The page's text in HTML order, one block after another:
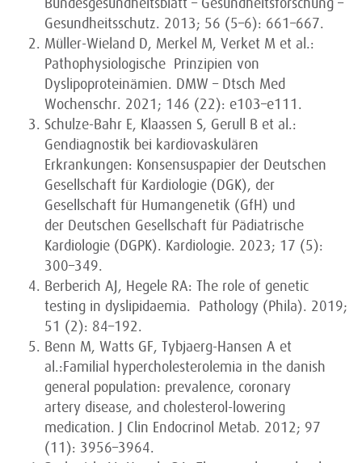
Bundesgesundheitsblatt – Gesundheitsforschung –
Gesundheitsschutz. 2013; 56 (5–6): 661–667.
Müller-Wieland D, Merkel M, Verket M et al.:
Pathophysiologische Prinzipien von
Dyslipoproteinämien. DMW – Dtsch Med
Wochenschr. 2021; 146 (22): e103–e111.
Schulze-Bahr E, Klaassen S, Gerull B et al.:
Gendiagnostik bei kardiovaskulären
Erkrankungen: Konsensuspapier der Deutschen
Gesellschaft für Kardiologie (DGK), der
Gesellschaft für Humangenetik (GfH) und
der Deutschen Gesellschaft für Pädiatrische
Kardiologie (DGPK). Kardiologie. 2023; 17 (5):
300–349.
Berberich AJ, Hegele RA: The role of genetic
testing in dyslipidaemia. Pathology (Phila). 2019;
51 (2): 84–192.
Benn M, Watts GF, Tybjaerg-Hansen A et
al.:Familial hypercholesterolemia in the danish
general population: prevalence, coronary
artery disease, and cholesterol-lowering
medication. J Clin Endocrinol Metab. 2012; 97
(11): 3956–3964.